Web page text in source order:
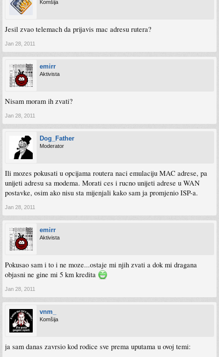
Komšija
Jesil zvao telemach da prijavis mac adresu rutera?
Jan 28, 2011
emirr
Aktivista
Nisam moram ih zvati?
Jan 28, 2011
Dog_Father
Moderator
Ili mozes pokusati u opcijama routera naci emulaciju MAC adrese, pa
unijeti adresu sa modema. Morati ces i rucno unijeti adrese u WAN
postavke, osim ako nisu sta mijenjali kako sam ja promjenio ISP-a.
Jan 28, 2011
emirr
Aktivista
Pokusao sam i to i ne moze...ostaje mi njih zvati a dok mi dragana
objasni ne gine mi 5 km kredita
Jan 28, 2011
vnm_
Komšija
ja sam danas zavrsio kod rodice sve prema uputama u ovoj temi: